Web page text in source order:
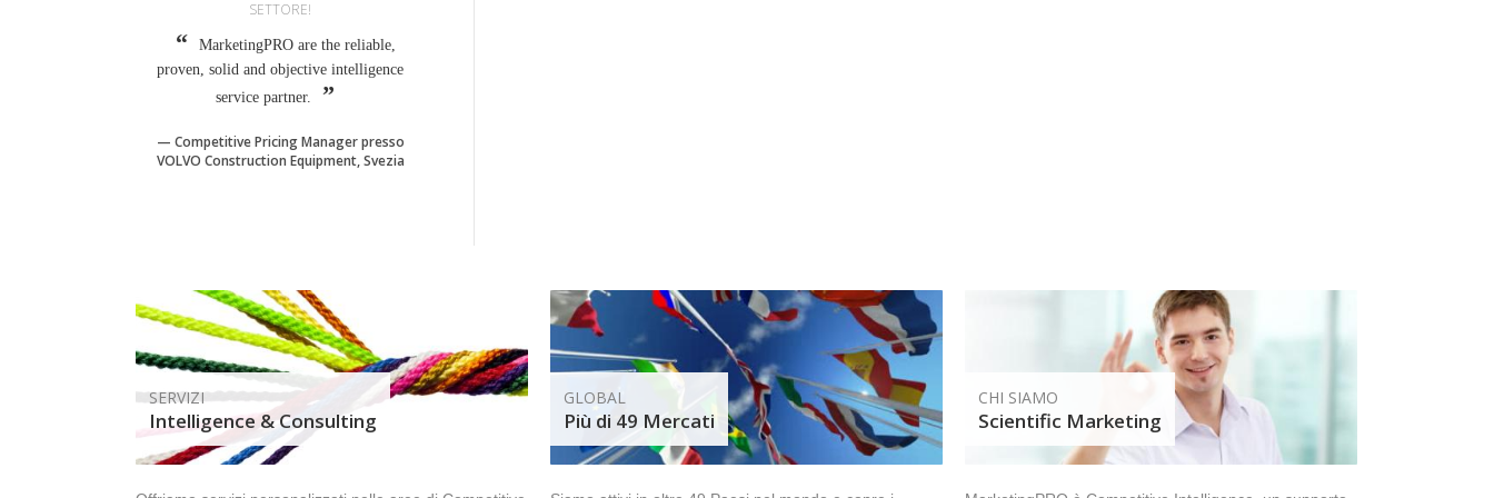
SETTORE!
MarketingPRO are the reliable,
proven, solid and objective intelligence
service partner.
Competitive Pricing Manager presso
VOLVO Construction Equipment, Svezia
SERVIZI
Intelligence & Consulting
GLOBAL
Più di 49 Mercati
CHI SIAMO
Scientific Marketing